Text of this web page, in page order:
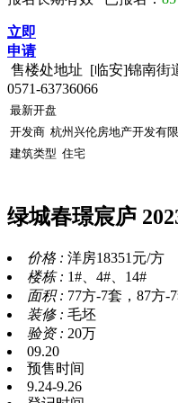
立即
申请
售楼处地址 [临安]锦南街
0571-63736066
最新开盘
开发商 杭州兴伦房地产开发有
建筑类型 住宅
绿城春璟宸庐
价格 : 洋房18351元/方
楼栋 : 1#、4#、14#
面积 : 77方-7套，87方-
装修 : 毛坯
验资 : 20万
09.20
预售时间
9.24-9.26